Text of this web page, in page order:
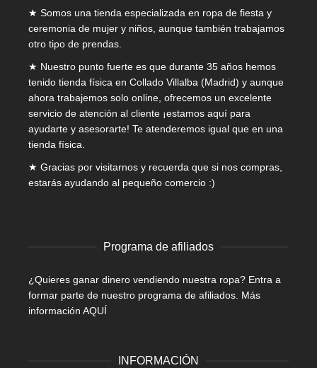
★ Somos una tienda especializada en ropa de fiesta y
ceremonia de mujer y niños, aunque también trabajamos
otro tipo de prendas.
★ Nuestro punto fuerte es que durante 35 años hemos
tenido tienda física en Collado Villalba (Madrid) y aunque
ahora trabajemos solo online, ofrecemos un excelente
servicio de atención al cliente ¡estamos aquí para
ayudarte y asesorarte! Te atenderemos igual que en una
tienda física.
★ Gracias por visitarnos y recuerda que si nos compras,
estarás ayudando al pequeño comercio :)
Programa de afiliados
¿Quieres ganar dinero vendiendo nuestra ropa? Entra a
formar parte de nuestro programa de afiliados. Más
información AQUÍ
INFORMACIÓN